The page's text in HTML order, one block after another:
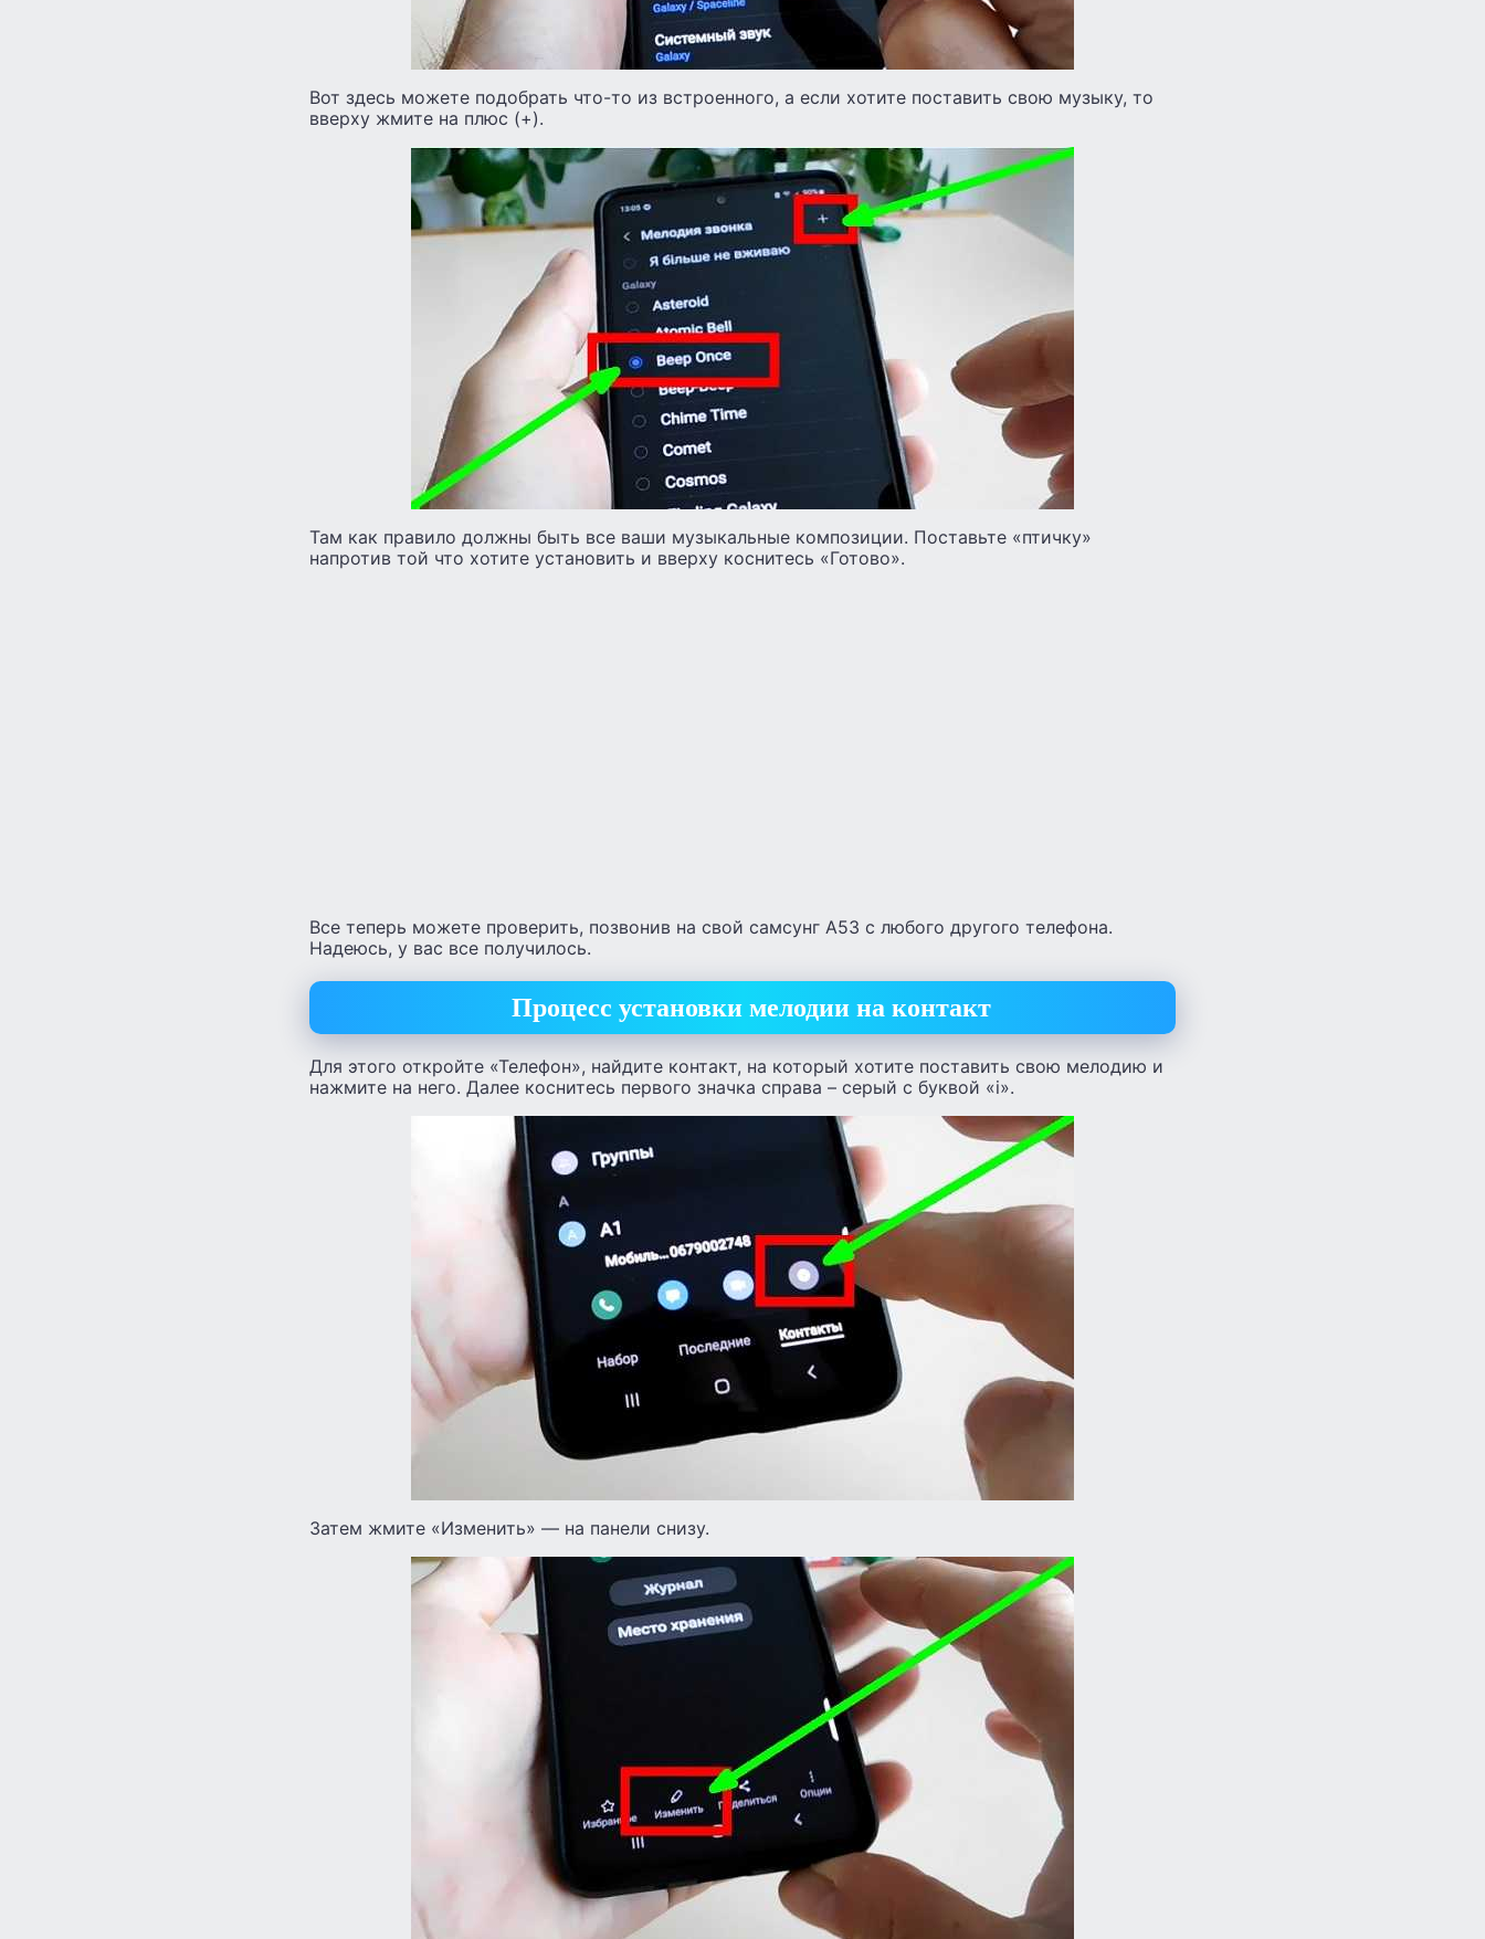
Вот здесь можете подобрать что-то из встроенного, а если хотите поставить свою музыку, то
вверху жмите на плюс (+).
Там как правило должны быть все ваши музыкальные композиции. Поставьте «птичку»
напротив той что хотите установить и вверху коснитесь «Готово».
Все теперь можете проверить, позвонив на свой самсунг А53 с любого другого телефона.
Надеюсь, у вас все получилось.
Процесс установки мелодии на контакт
Для этого откройте «Телефон», найдите контакт, на который хотите поставить свою мелодию и
нажмите на него. Далее коснитесь первого значка справа – серый с буквой «i».
Затем жмите «Изменить» — на панели снизу.